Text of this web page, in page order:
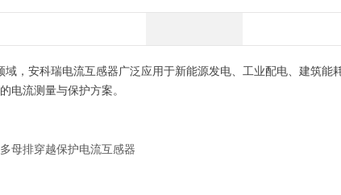
，安科瑞电流互感器广泛应用于新能源发电、工业配电、建筑能
电流测量与保护方案。